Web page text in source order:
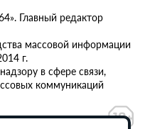
Главный редактор
массовой информации
г.
в сфере связи,
коммуникаций
данных